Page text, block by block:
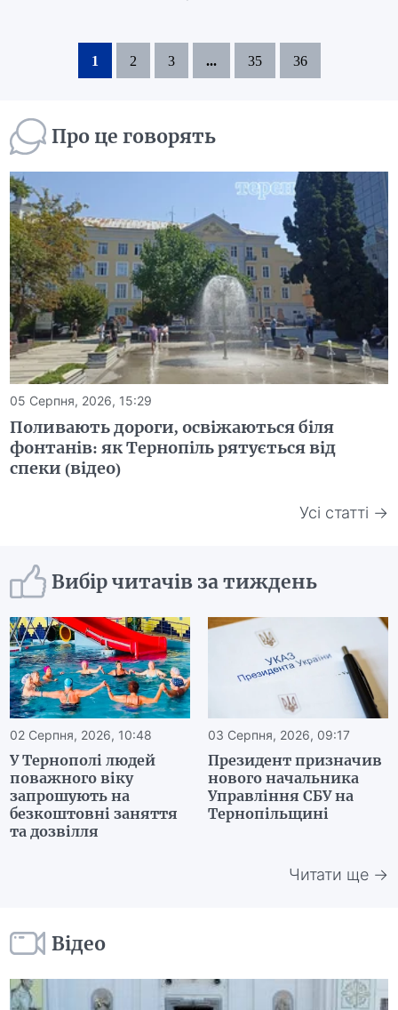
1 2 3 ... 35 36
Про це говорять
05 Серпня, 2026, 15:29
Поливають дороги, освіжаються біля
фонтанів: як Тернопіль рятується від
спеки (відео)
Усі статті →
Вибір читачів за тиждень
02 Серпня, 2026, 10:48
У Тернополі людей
поважного віку
запрошують на
безкоштовні заняття
та дозвілля
03 Серпня, 2026, 09:17
Президент призначив
нового начальника
Управління СБУ на
Тернопільщині
Читати ще →
Відео